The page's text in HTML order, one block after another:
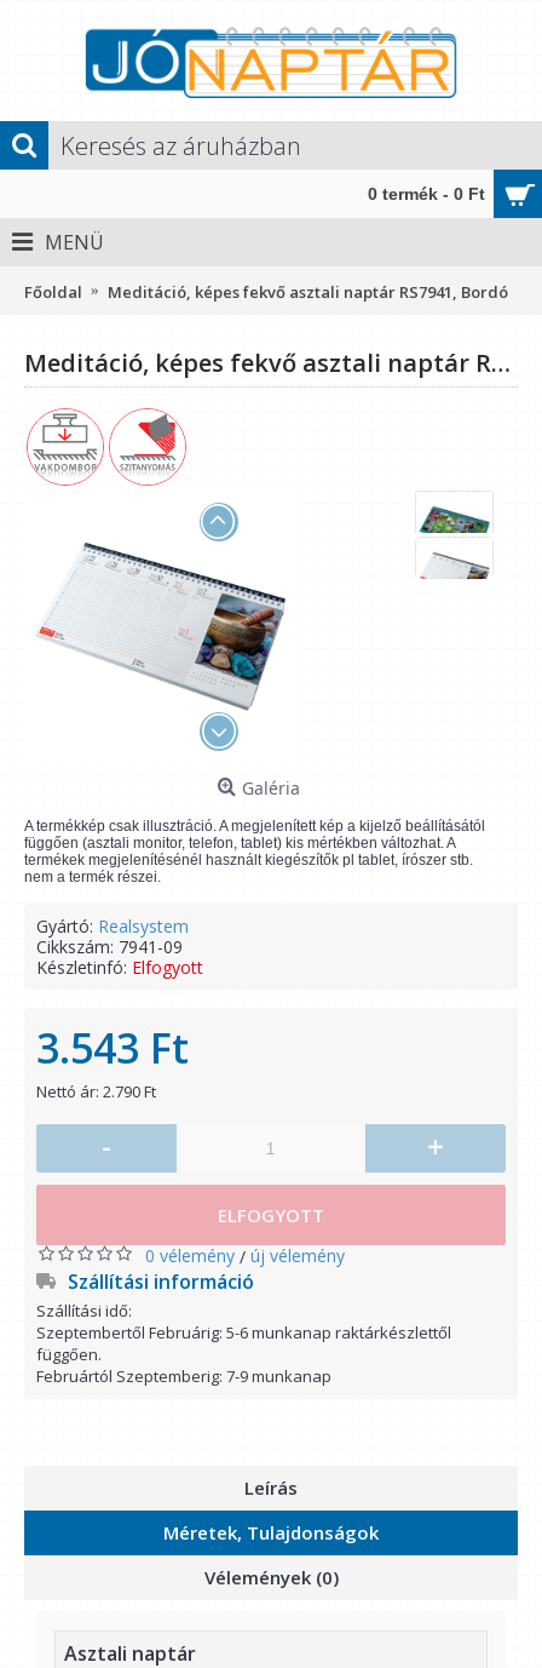
0 termék - 0 Ft
MENÜ
Főoldal Meditáció, képes fekvő asztali naptár RS7941, Bordó
Meditáció, képes fekvő asztali naptár RS7941, Bordó
Galéria
A termékkép csak illusztráció. A megjelenített kép a kijelző beállításától
függően (asztali monitor, telefon, tablet) kis mértékben változhat. A
termékek megjelenítésénél használt kiegészítők pl tablet, írószer stb.
nem a termék részei.
Gyártó: Realsystem
Cikkszám: 7941-09
Készletinfó: Elfogyott
3.543 Ft
Nettó ár: 2.790 Ft
- +
ELFOGYOTT
0 vélemény / új vélemény
Szállítási információ
Szállítási idő:
Szeptembertől Februárig: 5-6 munkanap raktárkészlettől
függően.
Februártól Szeptemberig: 7-9 munkanap
Leírás
Méretek, Tulajdonságok
Vélemények (0)
Asztali naptár